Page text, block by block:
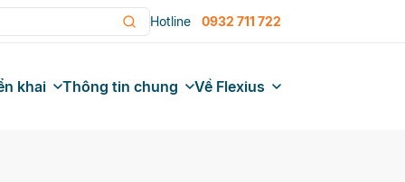
Hotline 0932 711 722
khai Thông tin chung Về Flexius